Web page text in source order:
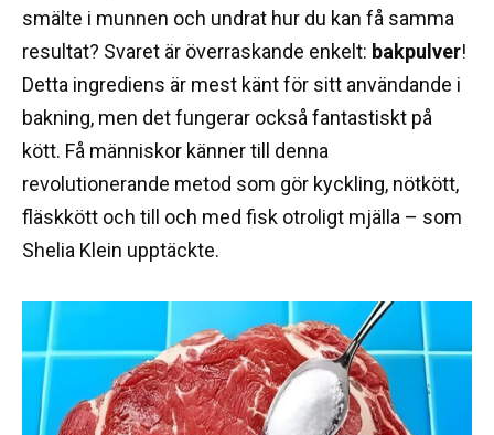
smälte i munnen och undrat hur du kan få samma
resultat? Svaret är överraskande enkelt: bakpulver!
Detta ingrediens är mest känt för sitt användande i
bakning, men det fungerar också fantastiskt på
kött. Få människor känner till denna
revolutionerande metod som gör kyckling, nötkött,
fläskkött och till och med fisk otroligt mjälla – som
Shelia Klein upptäckte.